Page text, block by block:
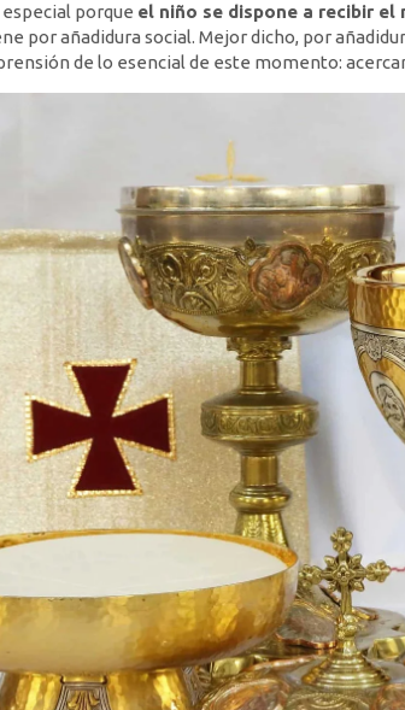
porque el niño se dispone a recibir el
por añadidura social. Mejor dicho, por
de lo esencial de este momento: